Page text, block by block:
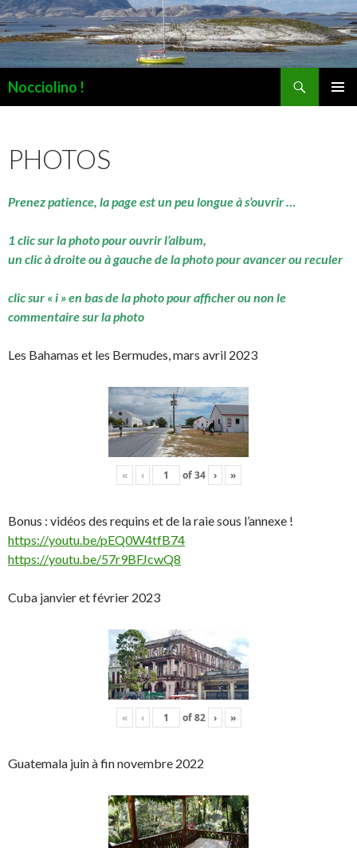
Nocciolino !
PHOTOS
Prenez patience, la page est un peu longue à s’ouvrir …
1 clic sur la photo pour ouvrir l’album,
un clic à droite ou à gauche de la photo pour avancer ou reculer
clic sur « i » en bas de la photo pour afficher ou non le
commentaire sur la photo
Les Bahamas et les Bermudes, mars avril 2023
« ‹ of34 › »
Bonus : vidéos des requins et de la raie sous l’annexe !
https://youtu.be/pEQ0W4tfB74
https://youtu.be/57r9BFJcwQ8
Cuba janvier et février 2023
« ‹ of82 › »
Guatemala juin à fin novembre 2022